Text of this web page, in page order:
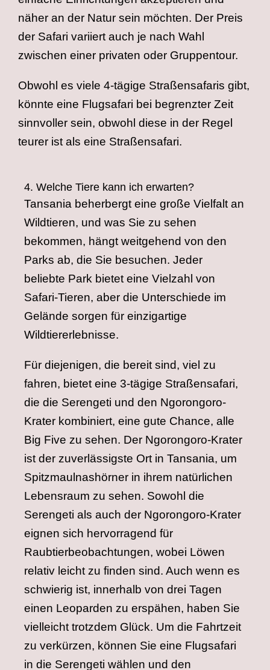
näher an der Natur sein möchten. Der Preis
der Safari variiert auch je nach Wahl
zwischen einer privaten oder Gruppentour.
Obwohl es viele 4-tägige Straßensafaris gibt,
könnte eine Flugsafari bei begrenzter Zeit
sinnvoller sein, obwohl diese in der Regel
teurer ist als eine Straßensafari.
4. Welche Tiere kann ich erwarten?
Tansania beherbergt eine große Vielfalt an
Wildtieren, und was Sie zu sehen
bekommen, hängt weitgehend von den
Parks ab, die Sie besuchen. Jeder
beliebte Park bietet eine Vielzahl von
Safari-Tieren, aber die Unterschiede im
Gelände sorgen für einzigartige
Wildtiererlebnisse.
Für diejenigen, die bereit sind, viel zu
fahren, bietet eine 3-tägige Straßensafari,
die die Serengeti und den Ngorongoro-
Krater kombiniert, eine gute Chance, alle
Big Five zu sehen. Der Ngorongoro-Krater
ist der zuverlässigste Ort in Tansania, um
Spitzmaulnashörner in ihrem natürlichen
Lebensraum zu sehen. Sowohl die
Serengeti als auch der Ngorongoro-Krater
eignen sich hervorragend für
Raubtierbeobachtungen, wobei Löwen
relativ leicht zu finden sind. Auch wenn es
schwierig ist, innerhalb von drei Tagen
einen Leoparden zu erspähen, haben Sie
vielleicht trotzdem Glück. Um die Fahrtzeit
zu verkürzen, können Sie eine Flugsafari
in die Serengeti wählen und den